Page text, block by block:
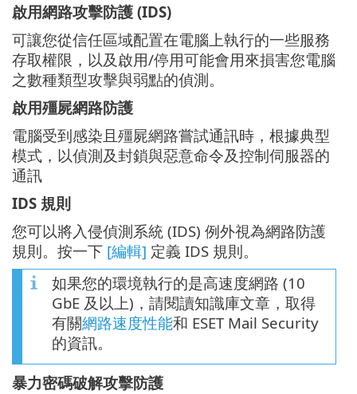
啟用網路攻擊防護 (IDS)
可讓您從信任區域配置在電腦上執行的一些服務
存取權限，以及啟用/停用可能會用來損害您電腦
之數種類型攻擊與弱點的偵測。
啟用殭屍網路防護
電腦受到感染且殭屍網路嘗試通訊時，根據典型
模式，以偵測及封鎖與惡意命令及控制伺服器的
通訊
IDS 規則
您可以將入侵偵測系統 (IDS) 例外視為網路防護
規則。按一下 [編輯] 定義 IDS 規則。
如果您的環境執行的是高速度網路 (10
GbE 及以上)，請閱讀知識庫文章，取得
有關網路速度性能和 ESET Mail Security
的資訊。
暴力密碼破解攻擊防護